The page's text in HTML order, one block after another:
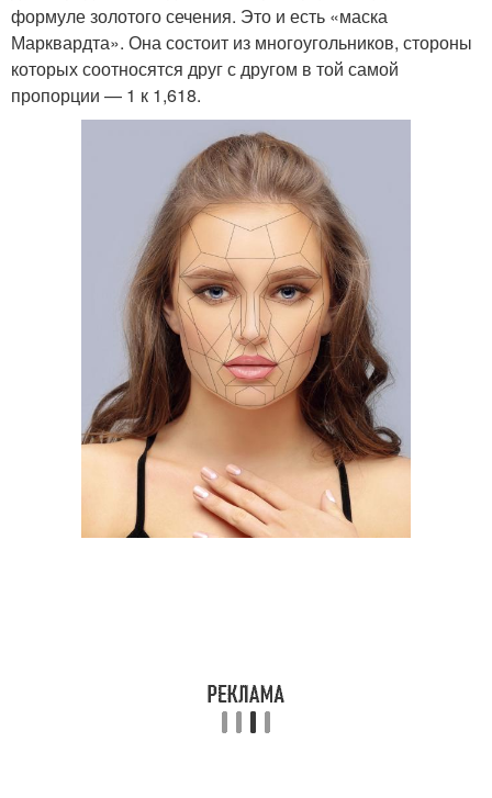
формуле золотого сечения. Это и есть «маска
Марквардта». Она состоит из многоугольников, стороны
которых соотносятся друг с другом в той самой
пропорции — 1 к 1,618.